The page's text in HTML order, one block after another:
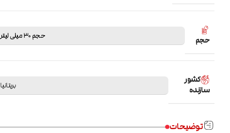
حجم حجم 30 میلی لیتر
کشور
سازنده
بریتانیا
توضیحات